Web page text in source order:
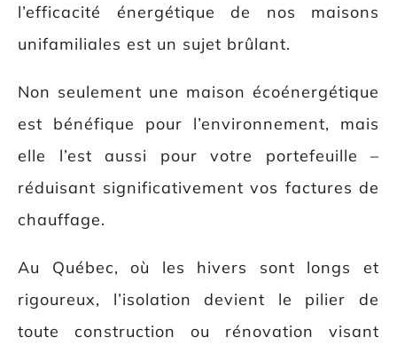
l’efficacité énergétique de nos maisons
unifamiliales est un sujet brûlant.
Non seulement une maison écoénergétique
est bénéfique pour l’environnement, mais
elle l’est aussi pour votre portefeuille –
réduisant significativement vos factures de
chauffage.
Au Québec, où les hivers sont longs et
rigoureux, l’isolation devient le pilier de
toute construction ou rénovation visant